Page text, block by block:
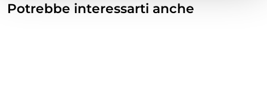
Potrebbe interessarti anche